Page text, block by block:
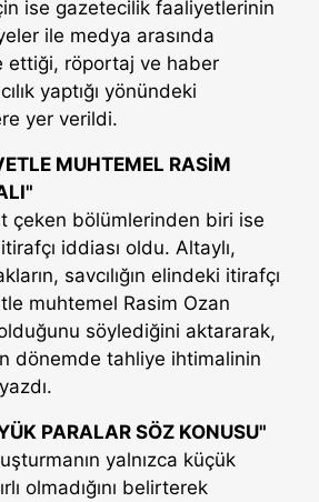
ise gazetecilik faaliyetlerinin
ile medya arasında
ettiği, röportaj ve haber
yaptığı yönündeki
yer verildi.
MUHTEMEL RASİM
çeken bölümlerinden biri ise
iddiası oldu. Altaylı,
savcılığın elindeki itirafçı
muhtemel Rasim Ozan
söylediğini aktararak,
dönemde tahliye ihtimalinin
PARALAR SÖZ KONUSU"
yalnızca küçük
olmadığını belirterek